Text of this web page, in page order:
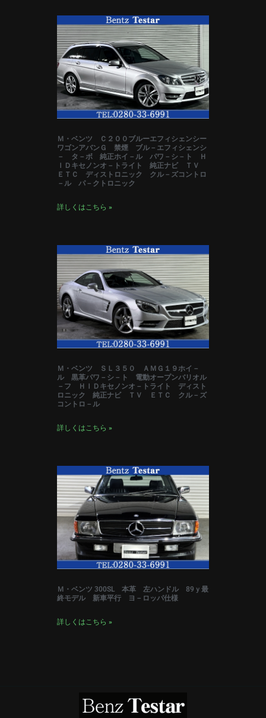
Ｍ・ベンツ Ｃ２００ブルーエフィシェンシー
ワゴンアバンＧ 禁煙 ブル－エフィシェンシ
－ タ－ボ 純正ホイ－ル パワ－シ－ト Ｈ
ＩＤキセノンオ－トライト 純正ナビ ＴＶ
ＥＴＣ ディストロニック クル－ズコントロ
－ル パ－クトロニック
詳しくはこちら »
Ｍ・ベンツ ＳＬ３５０ ＡＭＧ１９ホイ－
ル 黒革パワ－シ－ト 電動オープンバリオル
－フ ＨＩＤキセノンオ－トライト ディスト
ロニック 純正ナビ ＴＶ ＥＴＣ クル－ズ
コントロ－ル
詳しくはこちら »
Ｍ・ベンツ 300SL 本革 左ハンドル 89ｙ最
終モデル 新車平行 ヨ－ロッパ仕様
詳しくはこちら »